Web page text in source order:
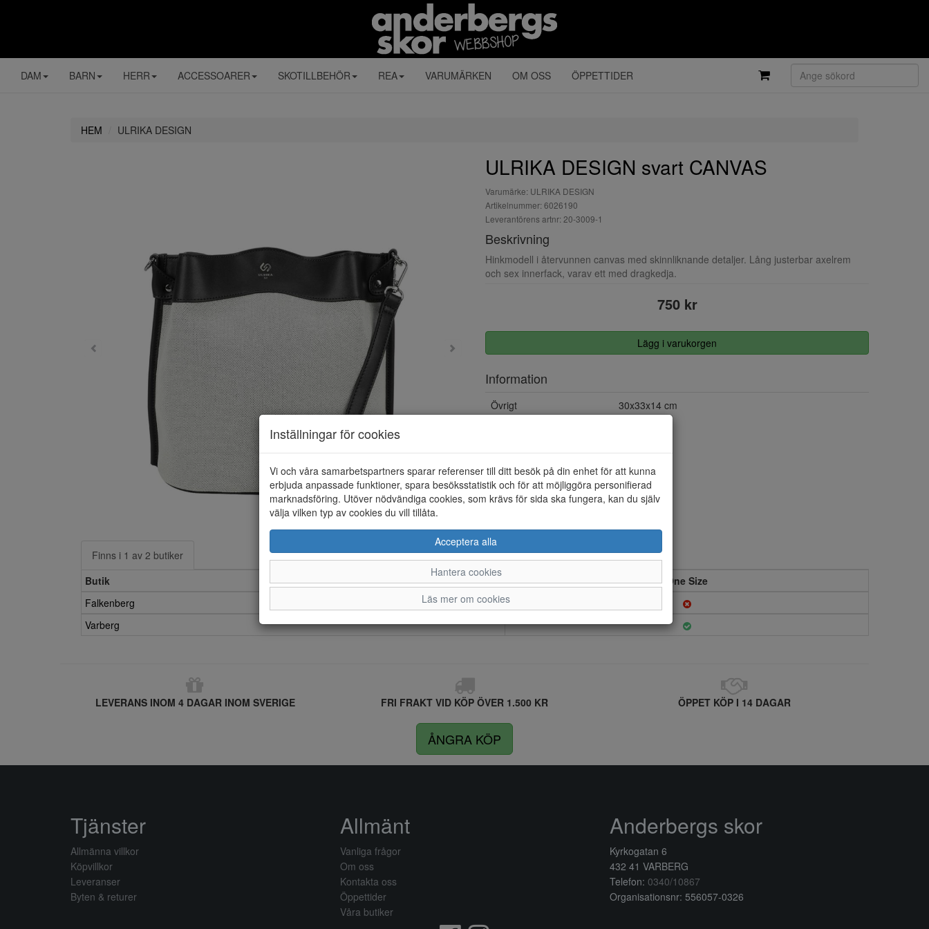
DAM BARN HERR ACCESSOARER SKOTILLBEHÖR REA VARUMÄRKEN OM OSS ÖPPETTIDER
HEM ULRIKA DESIGN
ULRIKA DESIGN svart CANVAS
Varumärke: ULRIKA DESIGN
Artikelnummer: 6026190
Leverantörens artnr: 20-3009-1
Beskrivning
Hinkmodell i återvunnen canvas med skinnliknande detaljer. Lång justerbar axelrem
och sex innerfack, varav ett med dragkedja.
750 kr
Lägg i varukorgen
Information
Övrigt 30x33x14 cm
Finns i 1 av 2 butiker
Butik
One Size
Falkenberg
Varberg
LEVERANS INOM 4 DAGAR INOM SVERIGE FRI FRAKT VID KÖP ÖVER 1.500 KR ÖPPET KÖP I 14 DAGAR
ÅNGRA KÖP
Inställningar för cookies
Vi och våra samarbetspartners sparar referenser till ditt besök på din enhet för att kunna
erbjuda anpassade funktioner, spara besöksstatistik och för att möjliggöra personifierad
marknadsföring. Utöver nödvändiga cookies, som krävs för sida ska fungera, kan du själv
välja vilken typ av cookies du vill tillåta.
Acceptera alla
Hantera cookies
Läs mer om cookies
Tjänster
Allmänna villkor
Köpvillkor
Leveranser
Byten & returer
Allmänt
Vanliga frågor
Om oss
Kontakta oss
Öppettider
Våra butiker
Anderbergs skor
Kyrkogatan 6
432 41 VARBERG
Telefon: 0340/10867
Organisationsnr: 556057-0326